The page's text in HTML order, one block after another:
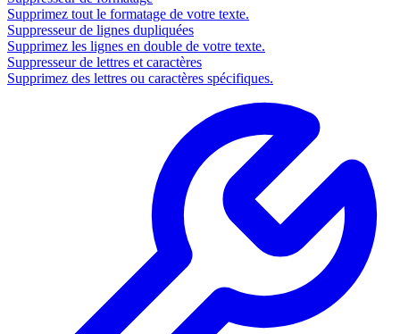
Supprimez tout le formatage de votre texte.
Suppresseur de lignes dupliquées
Supprimez les lignes en double de votre texte.
Suppresseur de lettres et caractères
Supprimez des lettres ou caractères spécifiques.